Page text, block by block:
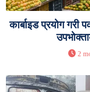
कार्बाइड प्रयोग गरी
2